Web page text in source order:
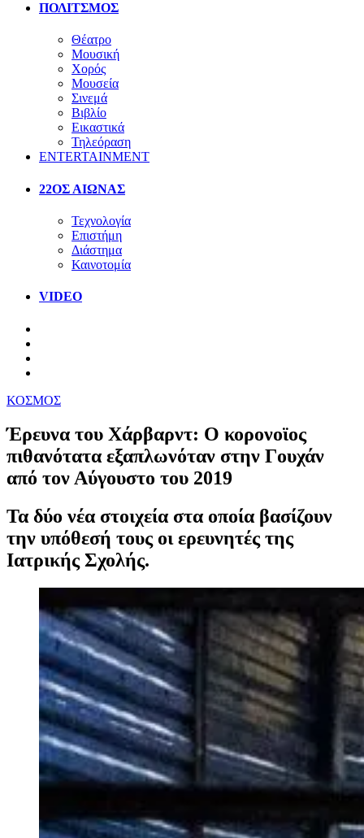
ΠΟΛΙΤΣΜΟΣ
Θέατρο
Μουσική
Χορός
Μουσεία
Σινεμά
Βιβλίο
Εικαστικά
Τηλεόραση
ENTERTAINMENT
22ΟΣ ΑΙΩΝΑΣ
Τεχνολογία
Επιστήμη
Διάστημα
Καινοτομία
VIDEO
ΚΟΣΜΟΣ
Έρευνα του Χάρβαρντ: Ο κορονοϊος
πιθανότατα εξαπλωνόταν στην Γουχάν
από τον Αύγουστο του 2019
Τα δύο νέα στοιχεία στα οποία βασίζουν
την υπόθεσή τους οι ερευνητές της
Ιατρικής Σχολής.